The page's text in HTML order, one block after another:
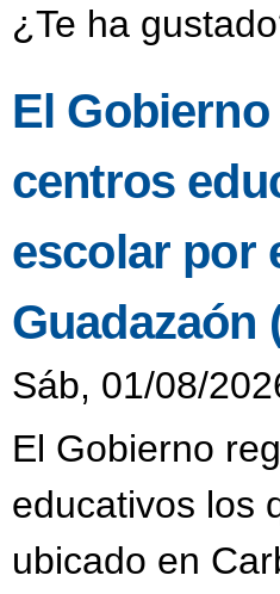
¿Te ha
El
centros
escolar por
Guadazaón
Sáb, 01/08/
El Gobierno
educativos los
ubicado en